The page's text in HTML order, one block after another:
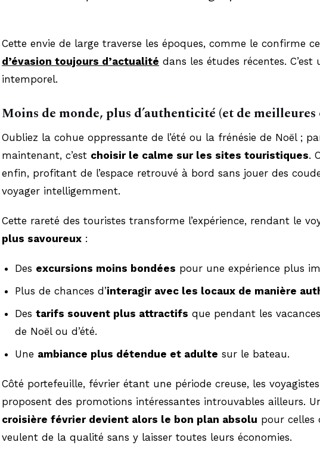
Cette envie de large traverse les époques, comme le confirme
d’évasion toujours d’actualité dans les études récentes. C’est
intemporel.
Moins de monde, plus d’authenticité (et de meilleures
Oubliez la cohue oppressante de l’été ou la frénésie de Noël ;
maintenant, c’est choisir le calme sur les sites touristiques.
enfin, profitant de l’espace retrouvé à bord sans jouer des
voyager intelligemment.
Cette rareté des touristes transforme l’expérience, rendant le
plus savoureux :
Des excursions moins bondées pour une expérience plus
Plus de chances d’interagir avec les locaux de manière
Des tarifs souvent plus attractifs que pendant les
de Noël ou d’été.
Une ambiance plus détendue et adulte sur le bateau.
Côté portefeuille, février étant une période creuse, les voyagistes
proposent des promotions intéressantes introuvables ailleurs.
croisière février devient alors le bon plan absolu pour celles
veulent de la qualité sans y laisser toutes leurs économies.